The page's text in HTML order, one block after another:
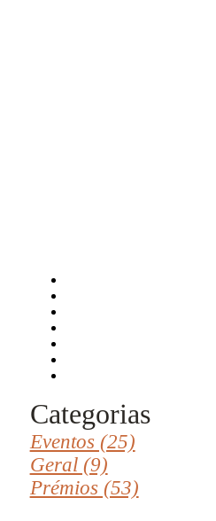
Categorias
Eventos (25)
Geral (9)
Prémios (53)